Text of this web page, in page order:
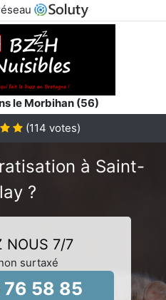
le Morbihan (56)
(114 votes)
à Saint-
?
NOUS 7/7
surtaxé
58 85